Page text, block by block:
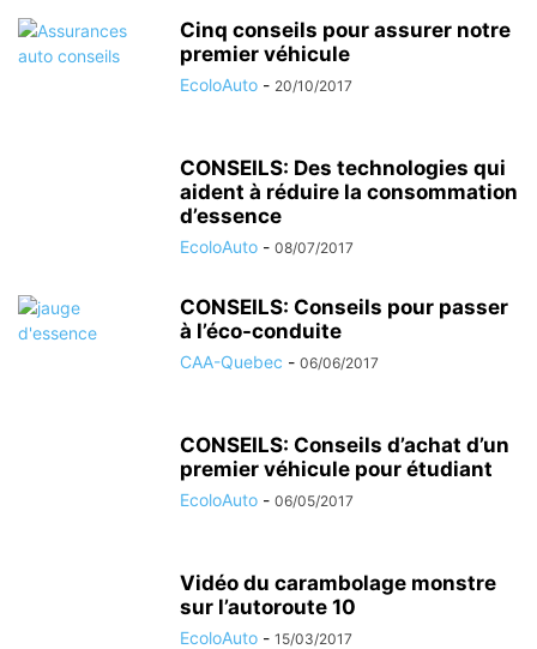
Cinq conseils pour assurer notre
premier véhicule
EcoloAuto - 20/10/2017
CONSEILS: Des technologies qui
aident à réduire la consommation
d’essence
EcoloAuto - 08/07/2017
CONSEILS: Conseils pour passer
à l’éco-conduite
CAA-Quebec - 06/06/2017
CONSEILS: Conseils d’achat d’un
premier véhicule pour étudiant
EcoloAuto - 06/05/2017
Vidéo du carambolage monstre
sur l’autoroute 10
EcoloAuto - 15/03/2017